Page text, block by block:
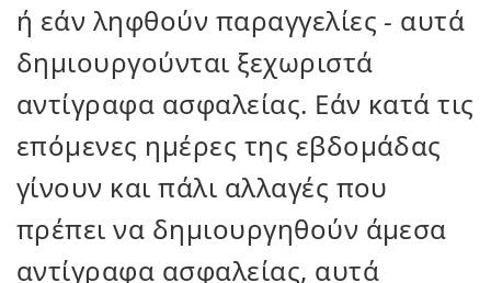
ή εάν ληφθούν παραγγελίες - αυτά
δημιουργούνται ξεχωριστά
αντίγραφα ασφαλείας. Εάν κατά τις
επόμενες ημέρες της εβδομάδας
γίνουν και πάλι αλλαγές που
πρέπει να δημιουργηθούν άμεσα
αντίγραφα ασφαλείας, αυτά